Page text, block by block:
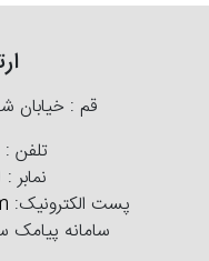
قم : خیابان شهدا ،
تلفن :
نمابر :
پست الکترونیک:
سامانه پیامک